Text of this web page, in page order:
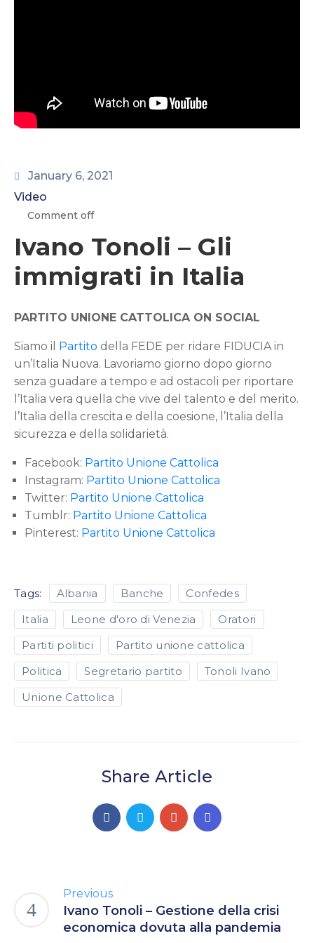
January 6, 2021
Video
Comment off
Ivano Tonoli – Gli
immigrati in Italia
PARTITO UNIONE CATTOLICA ON SOCIAL
Siamo il Partito della FEDE per ridare FIDUCIA in
un’Italia Nuova. Lavoriamo giorno dopo giorno
senza guadare a tempo e ad ostacoli per riportare
l’Italia vera quella che vive del talento e del merito.
l’Italia della crescita e della coesione, l’Italia della
sicurezza e della solidarietà.
Facebook: Partito Unione Cattolica
Instagram: Partito Unione Cattolica
Twitter: Partito Unione Cattolica
Tumblr: Partito Unione Cattolica
Pinterest: Partito Unione Cattolica
Tags: Albania Banche
Confedes
Italia
Leone d'oro di Venezia
Oratori
Partiti politici
Partito unione cattolica
Politica
Segretario partito
Tonoli Ivano
Unione Cattolica
Share Article
Previous
Ivano Tonoli – Gestione della crisi
economica dovuta alla pandemia